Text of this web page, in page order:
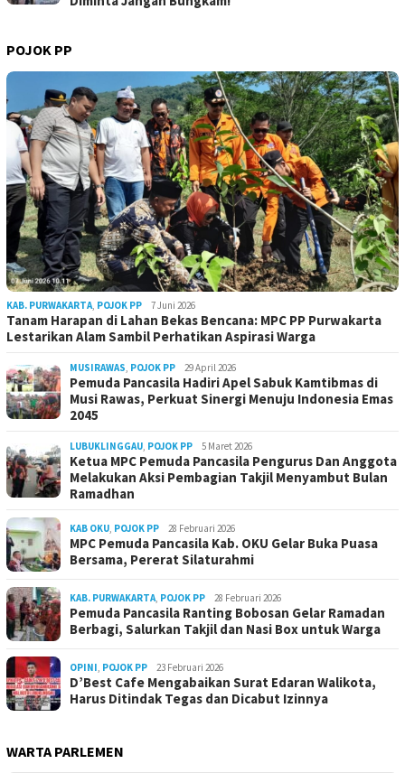
POJOK PP
KAB. PURWAKARTA POJOK PP 7 Juni 2026
Tanam Harapan di Lahan Bekas Bencana: MPC PP Purwakarta
Lestarikan Alam Sambil Perhatikan Aspirasi Warga
MUSIRAWAS POJOK PP 29 April 2026
Pemuda Pancasila Hadiri Apel Sabuk Kamtibmas di
Musi Rawas, Perkuat Sinergi Menuju Indonesia Emas
2045
LUBUKLINGGAU POJOK PP 5 Maret 2026
Ketua MPC Pemuda Pancasila Pengurus Dan Anggota
Melakukan Aksi Pembagian Takjil Menyambut Bulan
Ramadhan
KAB OKU POJOK PP 28 Februari 2026
MPC Pemuda Pancasila Kab. OKU Gelar Buka Puasa
Bersama, Pererat Silaturahmi
KAB. PURWAKARTA POJOK PP 28 Februari 2026
Pemuda Pancasila Ranting Bobosan Gelar Ramadan
Berbagi, Salurkan Takjil dan Nasi Box untuk Warga
OPINI POJOK PP 23 Februari 2026
D’Best Cafe Mengabaikan Surat Edaran Walikota,
Harus Ditindak Tegas dan Dicabut Izinnya
WARTA PARLEMEN